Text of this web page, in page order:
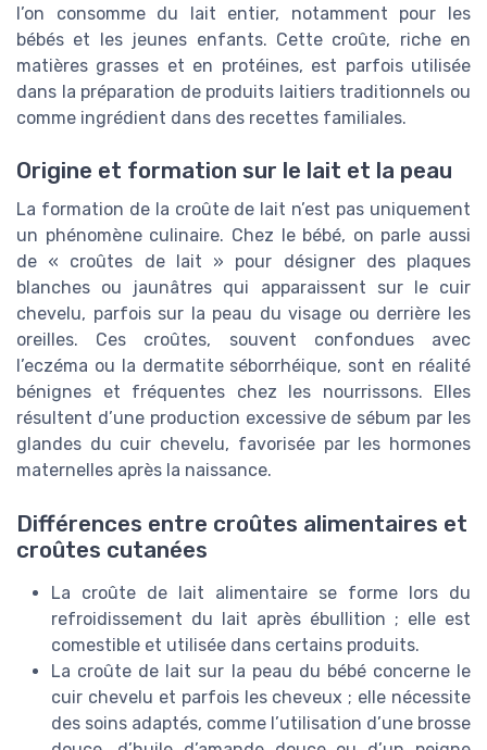
l’on consomme du lait entier, notamment pour les
bébés et les jeunes enfants. Cette croûte, riche en
matières grasses et en protéines, est parfois utilisée
dans la préparation de produits laitiers traditionnels ou
comme ingrédient dans des recettes familiales.
Origine et formation sur le lait et la peau
La formation de la croûte de lait n’est pas uniquement
un phénomène culinaire. Chez le bébé, on parle aussi
de « croûtes de lait » pour désigner des plaques
blanches ou jaunâtres qui apparaissent sur le cuir
chevelu, parfois sur la peau du visage ou derrière les
oreilles. Ces croûtes, souvent confondues avec
l’eczéma ou la dermatite séborrhéique, sont en réalité
bénignes et fréquentes chez les nourrissons. Elles
résultent d’une production excessive de sébum par les
glandes du cuir chevelu, favorisée par les hormones
maternelles après la naissance.
Différences entre croûtes alimentaires et
croûtes cutanées
La croûte de lait alimentaire se forme lors du
refroidissement du lait après ébullition ; elle est
comestible et utilisée dans certains produits.
La croûte de lait sur la peau du bébé concerne le
cuir chevelu et parfois les cheveux ; elle nécessite
des soins adaptés, comme l’utilisation d’une brosse